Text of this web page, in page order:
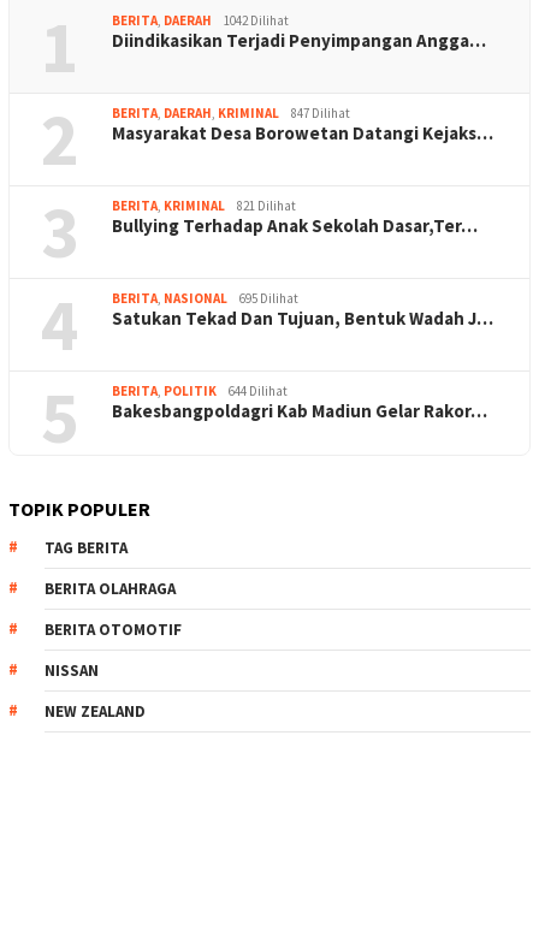
1 BERITA, DAERAH 1042 Dilihat
Diindikasikan Terjadi Penyimpangan Angga…
2 BERITA, DAERAH, KRIMINAL 847 Dilihat
Masyarakat Desa Borowetan Datangi Kejaks…
3 BERITA, KRIMINAL 821 Dilihat
Bullying Terhadap Anak Sekolah Dasar,Ter…
4 BERITA, NASIONAL 695 Dilihat
Satukan Tekad Dan Tujuan, Bentuk Wadah J…
5 BERITA, POLITIK 644 Dilihat
Bakesbangpoldagri Kab Madiun Gelar Rakor…
TOPIK POPULER
TAG BERITA
BERITA OLAHRAGA
BERITA OTOMOTIF
NISSAN
NEW ZEALAND